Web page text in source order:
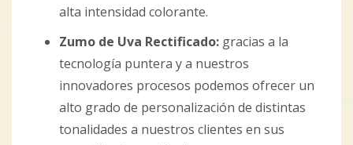
alta intensidad colorante.
Zumo de Uva Rectificado: gracias a la
tecnología puntera y a nuestros
innovadores procesos podemos ofrecer un
alto grado de personalización de distintas
tonalidades a nuestros clientes en sus